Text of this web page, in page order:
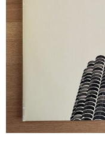
New Arrivals
GG RECORD （当店
JAZZ-US
BLUE NOTE